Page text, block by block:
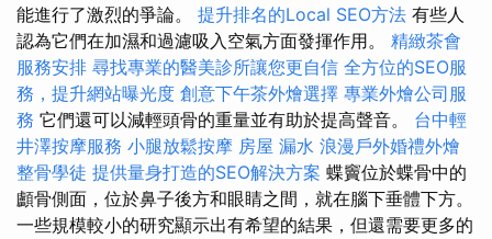
能進行了激烈的爭論。 提升排名的Local SEO方法 有些人
認為它們在加濕和過濾吸入空氣方面發揮作用。 精緻茶會
服務安排 尋找專業的醫美診所讓您更自信 全方位的SEO服
務，提升網站曝光度 創意下午茶外燴選擇 專業外燴公司服
務 它們還可以減輕頭骨的重量並有助於提高聲音。 台中輕
井澤按摩服務 小腿放鬆按摩 房屋 漏水 浪漫戶外婚禮外燴
整骨學徒 提供量身打造的SEO解決方案 蝶竇位於蝶骨中的
顱骨側面，位於鼻子後方和眼睛之間，就在腦下垂體下方。
一些規模較小的研究顯示出有希望的結果，但還需要更多的